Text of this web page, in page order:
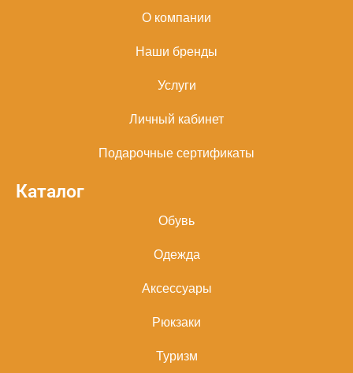
О компании
Наши бренды
Услуги
Личный кабинет
Подарочные сертификаты
Каталог
Обувь
Одежда
Аксессуары
Рюкзаки
Туризм